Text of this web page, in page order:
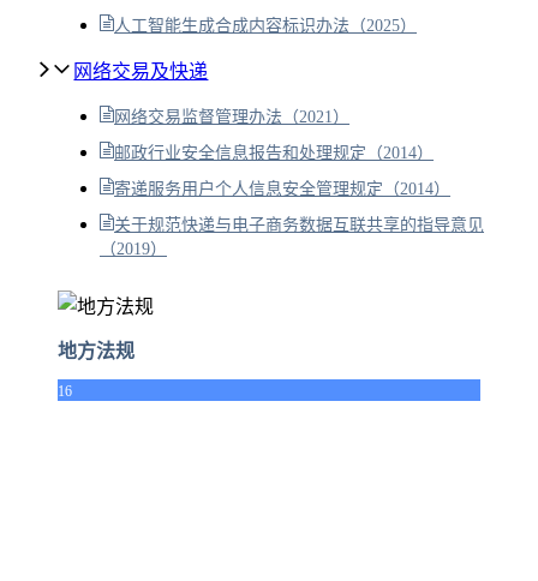
人工智能生成合成内容标识办法（2025）
网络交易及快递
网络交易监督管理办法（2021）
邮政行业安全信息报告和处理规定（2014）
寄递服务用户个人信息安全管理规定（2014）
关于规范快递与电子商务数据互联共享的指导意见
（2019）
地方法规
16